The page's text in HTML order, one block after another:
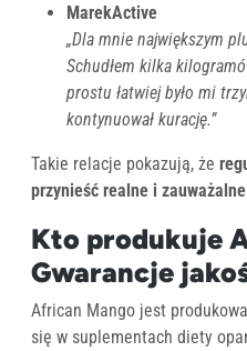
MarekActive
„Dla mnie największym
Schudłem kilka
prostu łatwiej było mi
kontynuował kurację.”
Takie relacje pokazują, że
przynieść realne i
Kto produkuje
Gwarancje
African Mango jest
się w suplementach diety